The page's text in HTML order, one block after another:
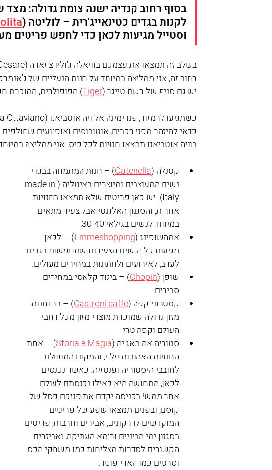
בסוף רחוב קנדיה ישנה צומת גדולה:
לקנות בגדים כטינאייג'רית – לוליטה (
וסטייל מגיעות לכאן כדי לחפש פריטים
רחוב זה, אני ממליצה במיוחד על חנות הנעליים של
יש גם סניף של רשת טייגר (Tiger) הפופולרית, המוכרת
כדאי להיזהר מפני רכבים, אוטובוסים ואופנועים
בוויה אוטביאנו תמצאו חנויות לכל כיס. אני ממליצה
קטנלה (Catenella) – חנות המתמחה בבגדי
נשים המעוצבים ומיוצרים באיטליה (made in
Italy). יש כאן פריטים שלא תמצאו בחנויות
אחרות, והסגנון האלגנטי אבל צעיר מתאים
במיוחד לנשים בגילאי 30-40.
אמהשופינג (Emmeshopping) – לכאן
מגיעות כל הנשים הצעירות שמחפשות בגדים
לערב, לאירועים ולחתונות במחירים מעולים.
שופן (Chopin) – ביגוד קלאסי במחירים
סבירים
קסטרוני קפה (Castroni caffè) – בר וחנות
מזון גדולה שמוכרת מוצרי מזון מכל רחבי
העולם וקפה טרי
סטוריה אה מאג'יה (Storia e Magia) – אחת
החנויות האהובות עליי, והמקום המושלם
לחובבי היסטוריה ופנטזיה. כאשר נכנסים
לכאן, התחושה היא כאילו נכנסתם לעולם
אחר ממש! בכניסה יקדם את פניכם פסל של
קוסם, ובפנים תמצאו שפע של פריטים
המוקדשים לדרקונים, אבירים וחרבות, פריטים
בסגנון ימי הביניים ורומא העתיקה, ואביזרים
הקשורים לסדרות מצליחות כמו משחקי הכס
וסרטים כמו הארי פוטר.